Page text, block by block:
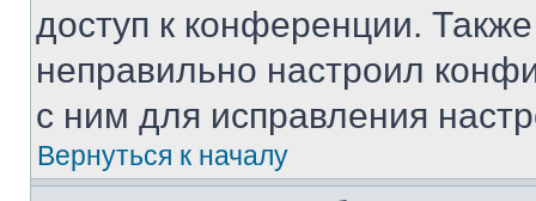
доступ к конференции.
неправильно настроил
с ним для исправления
Вернуться к началу